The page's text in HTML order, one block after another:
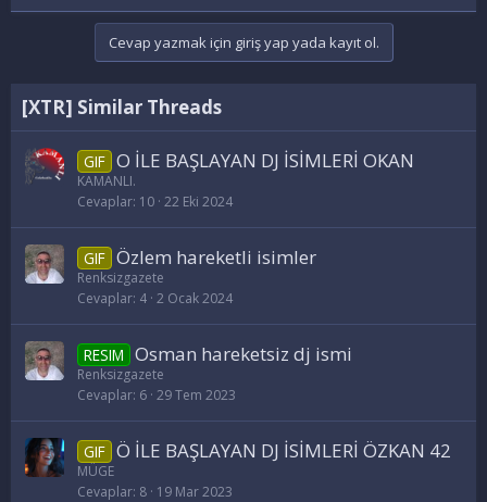
Cevap yazmak için giriş yap yada kayıt ol.
[XTR] Similar Threads
GIF O İLE BAŞLAYAN DJ İSİMLERİ OKAN
KAMANLI.
Cevaplar 10 22 Eki 2024
GIF Özlem hareketli isimler
Renksizgazete
Cevaplar 4 2 Ocak 2024
RESIM Osman hareketsiz dj ismi
Renksizgazete
Cevaplar 6 29 Tem 2023
GIF Ö İLE BAŞLAYAN DJ İSİMLERİ ÖZKAN 42
MÜGE
Cevaplar 8 19 Mar 2023